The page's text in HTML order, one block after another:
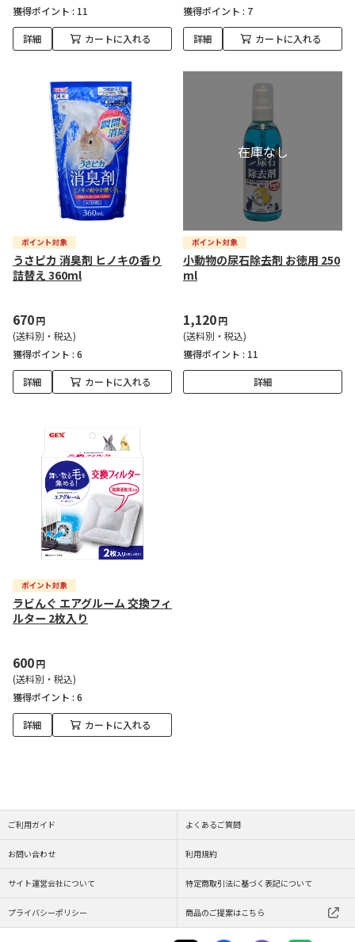
獲得ポイント : 11
詳細 カートに入れる
獲得ポイント : 7
詳細 カートに入れる
うさピカ 消臭剤 ヒノキの香り
詰替え 360ml
670円
(送料別・税込)
獲得ポイント : 6
詳細 カートに入れる
小動物の尿石除去剤 お徳用 250
ml
1,120円
(送料別・税込)
獲得ポイント : 11
詳細
ラビんぐ エアグルーム 交換フィ
ルター 2枚入り
600円
(送料別・税込)
獲得ポイント : 6
詳細 カートに入れる
ご利用ガイド よくあるご質問
お問い合わせ 利用規約
サイト運営会社について 特定商取引法に基づく表記について
プライバシーポリシー 商品のご提案はこちら